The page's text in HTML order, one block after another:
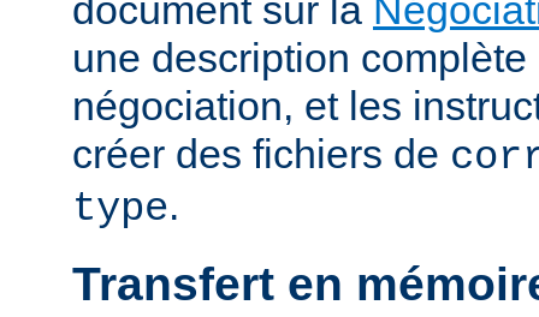
document sur la
une description
négociation, et les
créer des fichiers de
type.
Transfert en